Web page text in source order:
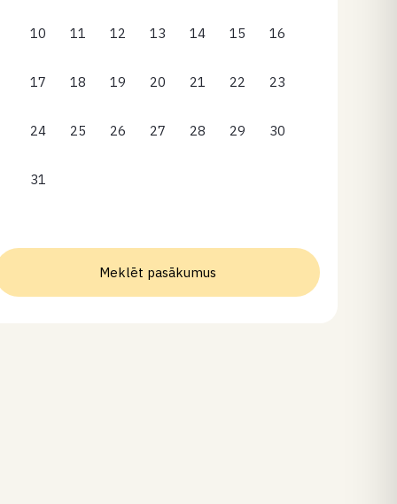
10 11 12 13 14 15 16
17 18 19 20 21 22 23
24 25 26 27 28 29 30
31
Meklēt pasākumus